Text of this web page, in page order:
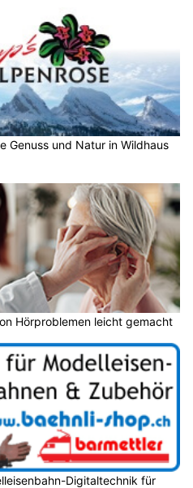
Genuss und Natur in Wildhaus
Hörproblemen leicht gemacht
Digitaltechnik für